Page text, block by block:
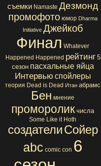
съемки Namaste Дезмонд
промофото юмор Dharma
Initiative Джейкоб
Финал Whatever
Happened Happened рейтинг 5
сезон пасхальные яйца
Интервью спойлеры
теория Dead is Dead Итан абрамс
Бен мнение
проморолик числа
Some Like it Hoth
создателиСойер
abc comic con 6